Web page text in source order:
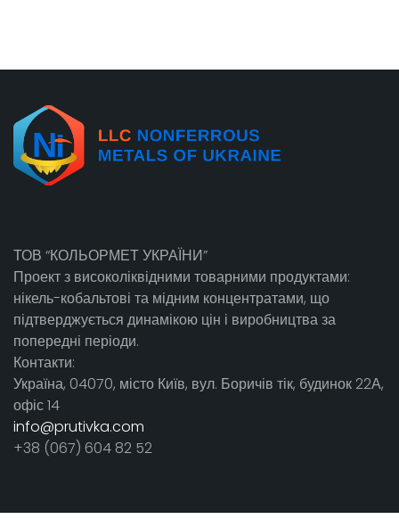
ТОВ “КОЛЬОРМЕТ УКРАЇНИ”
Проект з високоліквідними товарними продуктами:
нікель-кобальтові та мідним концентратами, що
підтверджується динамікою цін і виробництва за
попередні періоди.
Контакти:
Україна, 04070, місто Київ, вул. Боричів тік, будинок 22А,
офіс 14
info@prutivka.com
+38 (067) 604 82 52